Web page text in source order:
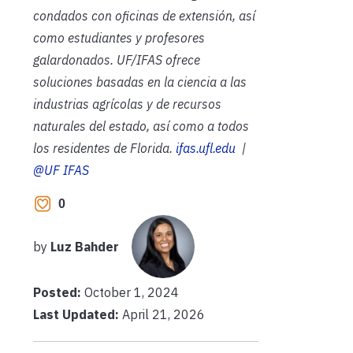
condados con oficinas de extensión, así
como estudiantes y profesores
galardonados. UF/IFAS ofrece
soluciones basadas en la ciencia a las
industrias agrícolas y de recursos
naturales del estado, así como a todos
los residentes de Florida. ifas.ufl.edu |
@UF IFAS
0
by Luz Bahder
Posted: October 1, 2024
Last Updated: April 21, 2026